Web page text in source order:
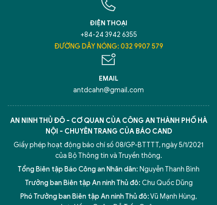
ĐIỆN THOẠI
+84-24 3942 6355
ĐƯỜNG DÂY NÓNG: 032 9907 579
EMAIL
antdcahn@gmail.com
AN NINH THỦ ĐÔ - CƠ QUAN CỦA CÔNG AN THÀNH PHỐ HÀ
NỘI - CHUYÊN TRANG CỦA BÁO CAND
Giấy phép hoạt động báo chí số 08/GP-BTTTT, ngày 5/1/2021
của Bộ Thông tin và Truyền thông.
Tổng Biên tập Báo Công an Nhân dân: Nguyễn Thanh Bình
Trưởng ban Biên tập An ninh Thủ đô: Chu Quốc Dũng
Phó Trưởng ban Biên tập An ninh Thủ đô:Vũ Mạnh Hùng,
5 điểm nghẽn của Hà Nội giải pháp xử lý điểm nghẽn của